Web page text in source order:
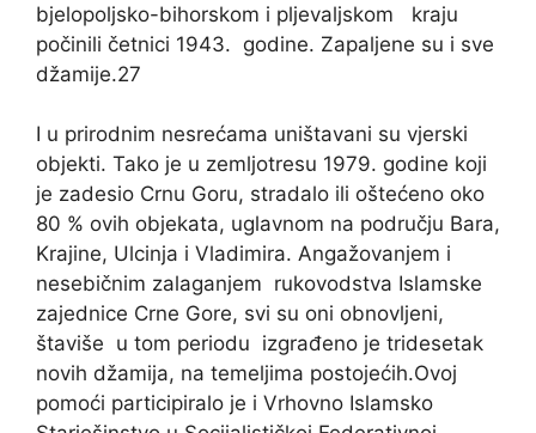
bjelopoljsko-bihorskom i pljevaljskom kraju
počinili četnici 1943. godine. Zapaljene su i sve
džamije.27
I u prirodnim nesrećama uništavani su vjerski
objekti. Tako je u zemljotresu 1979. godine koji
je zadesio Crnu Goru, stradalo ili oštećeno oko
80 % ovih objekata, uglavnom na području Bara,
Krajine, Ulcinja i Vladimira. Angažovanjem i
nesebičnim zalaganjem rukovodstva Islamske
zajednice Crne Gore, svi su oni obnovljeni,
štaviše u tom periodu izgrađeno je tridesetak
novih džamija, na temeljima postojećih.Ovoj
pomoći participiralo je i Vrhovno Islamsko